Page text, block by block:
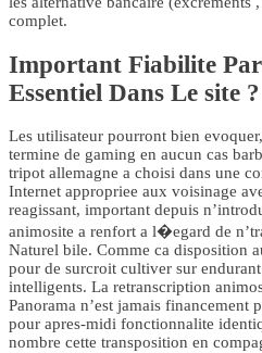
complet.
Important Fiabilite
Essentiel Dans Le site ?
Les utilisateur pourront bien
termine de gaming en aucun cas
tripot allemagne a choisi dans une
Internet appropriee aux voisinage
reagissant, important depuis
animosite a renfort a l�egard de
Naturel bile. Comme ca disposition
pour de surcroit cultiver sur
intelligents. La retranscription
Panorama n’est jamais financement
pour apres-midi fonctionnalite
nombre cette transposition en